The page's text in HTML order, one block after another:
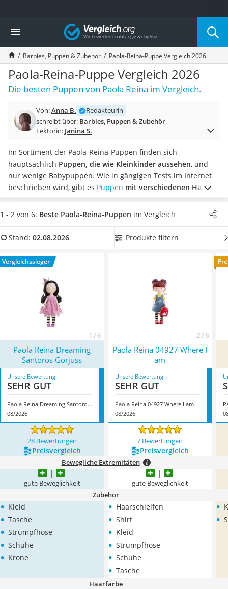
Die beliebtesten Vergleiche nach Kategorie
Kind & Baby
Babyphone mit 2 Kameras
Walkie-Talkie Kinder
Kindermatratzen
Babywippe
Rollschuhe für Kinder
Laufrad
Kinderschubkarre
Kinderuhr
Babyphone
Treppenschutzgitter
Kindersitz ab 4 Jahren
Kinderroller 3 Räder
Ferngesteuertes Auto
Kinderfahrradhelm
Kinder-Mikroskop
Ferngesteuerter Hubschrauber
Vergleich
Barbies, Puppen & Zubehör Paola-Reina-Puppe Vergleich 2026
Paola-Reina-Puppe Vergleich 2026
Die besten Puppen von Paola Reina im Vergleich.
Von:Anna B.
Redakteurin
schreibt über: Barbies, Puppen & Zubehör
Lektorin: Janina S.
Im Sortiment der Paola-Reina-Puppen finden sich
hauptsächlich Puppen, die wie Kleinkinder aussehen, und
nur wenige Babypuppen. Wie in gängigen Tests im Internet
beschrieben wird, gibt es Puppen mit verschiedenen Haaren
und auch verschiedensten Outfits– vom Tutu bis hin zum
Schlafanzug. Wählen Sie jetzt einePaola-Reina-Puppe mit
Vergleichstabelle, wenn Sie bei Ihrer Puppe mehr als nur die
Überzeugt hat uns hier im August 2026 besonders das
ModellPaola Reina Dreaming Santoros Gorjuss
Eigenschaften.
1 - 2 von 6: Beste Paola-Reina-Puppen im Vergleich
Stand: 02.08.2026 Produkte filtern
Vergleichssieger
1 / 6 2 / 6
Paola Reina Dreaming
Santoros Gorjuss
Paola Reina 04927 Where I
am
Unsere Bewertung
SEHR GUT
Paola Reina Dreaming Santoros Gorjuss
08/2026
Unsere Bewertung
SEHR GUT
Paola Reina 04927 Where I am
08/2026
28 Bewertungen 7 Bewertungen
Preis­vergleich Preis­vergleich
Bewegliche Extremitäten
gute Beweglichkeit gute Beweglichkeit
Zubehör
• Kleid
• Tasche
• Strumpfhose
• Schuhe
• Krone
• Haarschleifen
• Shirt
• Kleid
• Strumpfhose
• Schuhe
• Tasche
•
•
Haarfarbe